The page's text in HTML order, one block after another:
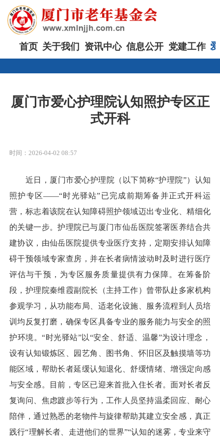
首页 关于我们 资讯中心 信息公开 党建工作
厦门市爱心护理院认知照护专区正
式开科
时间：2026-04-02 08:57
近日，厦门市爱心护理院（以下简称“护理院”）认知
照护专区——“时光驿站”已完成前期筹备并正式开科运
营，标志着该院在认知障碍照护领域迈出专业化、精细化
的关键一步。护理院已与厦门市仙岳医院签署医养结合共
建协议，由仙岳医院提供专业医疗支持，定期安排认知障
碍干预领域专家查房，并在长者病情波动时及时进行医疗
评估与干预，为专区服务质量提供有力保障。在筹备阶
段，护理院秦维霞副院长（主持工作）曾带队赴多家机构
参观学习，从功能布局、适老化设施、服务流程到人员培
训均反复打磨，确保专区具备专业的服务能力与安全的照
护环境。“时光驿站”以“安全、舒适、温馨”为设计理念，
设有认知锻炼区、园艺角、图书角、怀旧区及触摸墙等功
能区域，帮助长者延缓认知退化、舒缓情绪、增强定向感
与安全感。目前，专区已迎来首批入住长者。面对长者反
复询问、焦虑踱步等行为，工作人员坚持温柔回应、耐心
陪伴，通过熟悉的老物件与旋律帮助其建立安全感，真正
践行“理解长者、走进他们的世界”“认知的迷雾，专业来守